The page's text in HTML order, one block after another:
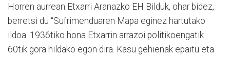
Horren aurrean Etxarri Aranazko EH Bilduk, ohar bidez,
berretsi du “Sufrimenduaren Mapa eginez hartutako
ildoa: 1936tiko hona Etxarrin arrazoi politikoengatik
60tik gora hildako egon dira. Kasu gehienak epaitu eta